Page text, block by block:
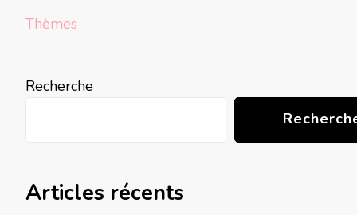
Thèmes
Recherche
Articles récents